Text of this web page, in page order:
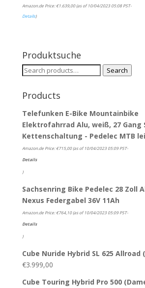
Amazon.de Price:€1.639,00(as of 10/04/2023 05:08 PST-
Details)
Produktsuche
Search
Search
Products
Telefunken E-Bike Mountainbike
Elektrofahrrad Alu, weiß, 27 Gang
Kettenschaltung - Pedelec MTB
Amazon.de Price:€715,00(as of 10/04/2023 05:09 PST-
Details
)
Sachsenring Bike Pedelec 28 Zoll
Nexus Federgabel 36V 11Ah
Amazon.de Price:€764,10(as of 10/04/2023 05:09 PST-
Details
)
Cube Nuride Hybrid SL 625 Allroad
€3.999,00
Cube Touring Hybrid Pro 500